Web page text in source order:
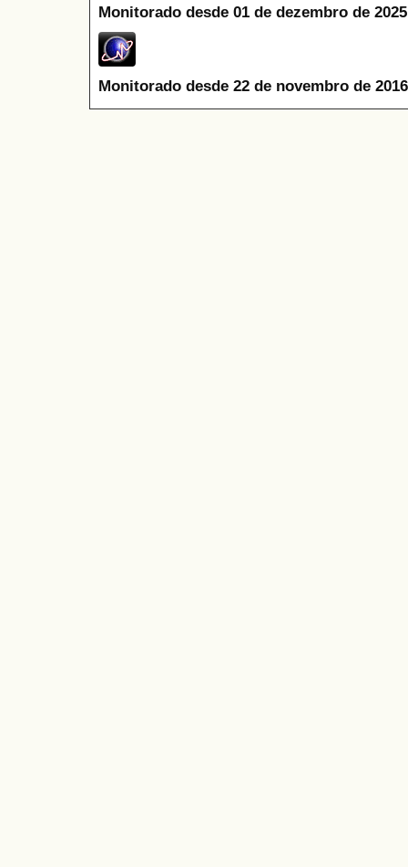
Monitorado desde 01 de dezembro de
Monitorado desde 22 de novembro de